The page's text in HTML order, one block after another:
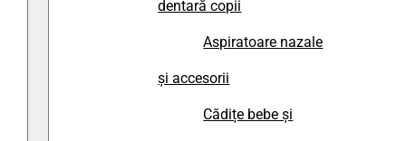
dentară copii
Aspiratoare nazale
și accesorii
Cădițe bebe și